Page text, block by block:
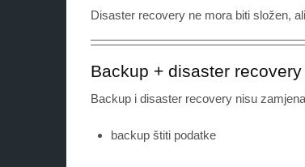
Disaster recovery ne mora biti složen,
Backup + disaster
Backup i disaster recovery nisu
backup štiti podatke